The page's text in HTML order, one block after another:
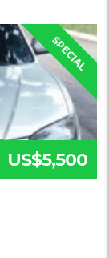
SPECIAL
US$5,500